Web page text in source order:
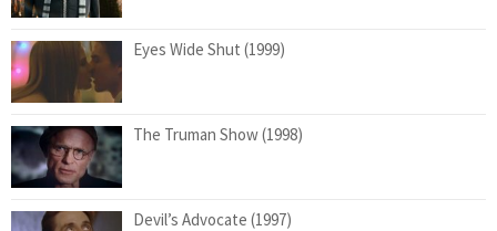
Eyes Wide Shut (1999)
The Truman Show (1998)
Devil’s Advocate (1997)